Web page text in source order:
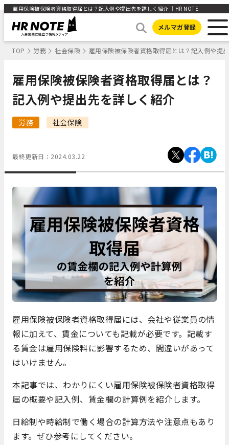
雇用保険被保険者資格取得届とは？記入例や提出先を詳しく紹介 ｜HR NOTE
メルマガ登録
TOP 労務 社会保険 雇用保険被保険者資格取得届とは？記入例や提
雇用保険被保険者資格取得届とは？
記入例や提出先を詳しく紹介
労務 社会保険
最終更新日： 2024.03.22
雇用保険被保険者資格取得届には、会社や従業員の情
報に加えて、賃金についても記載が必要です。記載す
る賃金は雇用保険料に影響するため、間違いがあって
はいけません。
本記事では、わかりにくい雇用保険被保険者資格取得
届の概要や記入例、賃金欄の計算例を紹介します。
日給制や時給制で働く場合の計算方法や注意点もあり
ます。ぜひ参考にしてください。